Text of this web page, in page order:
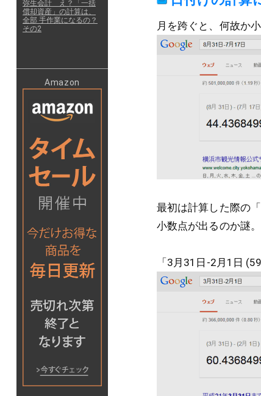
月を跨ぐと、何故か
最初は計算した際の
小数点が出るのか謎
「3月31日-2月1日
弥生会計 え？「一括
償却資産」の計算は、
全部 手作業になるの？
その2
Amazon